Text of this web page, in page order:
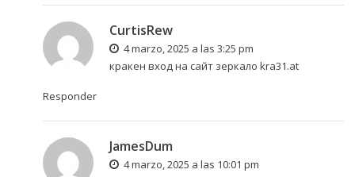
CurtisRew
4 marzo, 2025 a las 3:25 pm
кракен вход на сайт зеркало kra31.at
Responder
JamesDum
4 marzo, 2025 a las 10:01 pm